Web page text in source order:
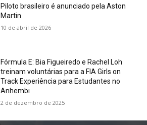
Piloto brasileiro é anunciado pela Aston
Martin
10 de abril de 2026
Fórmula E: Bia Figueiredo e Rachel Loh
treinam voluntárias para a FIA Girls on
Track Experiência para Estudantes no
Anhembi
2 de dezembro de 2025